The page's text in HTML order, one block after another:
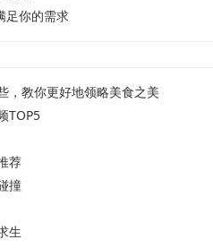
足你的需求
，教你更好地领略美食之美
TOP5
荐
撞
生